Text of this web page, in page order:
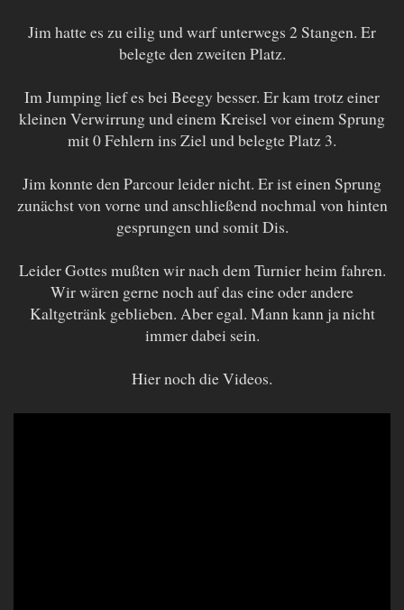
Jim hatte es zu eilig und warf unterwegs 2 Stangen. Er
belegte den zweiten Platz.
Im Jumping lief es bei Beegy besser. Er kam trotz einer
kleinen Verwirrung und einem Kreisel vor einem Sprung
mit 0 Fehlern ins Ziel und belegte Platz 3.
Jim konnte den Parcour leider nicht. Er ist einen Sprung
zunächst von vorne und anschließend nochmal von hinten
gesprungen und somit Dis.
Leider Gottes mußten wir nach dem Turnier heim fahren.
Wir wären gerne noch auf das eine oder andere
Kaltgetränk geblieben. Aber egal. Mann kann ja nicht
immer dabei sein.
Hier noch die Videos.